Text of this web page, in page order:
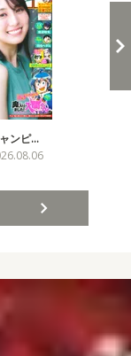
ンピ…